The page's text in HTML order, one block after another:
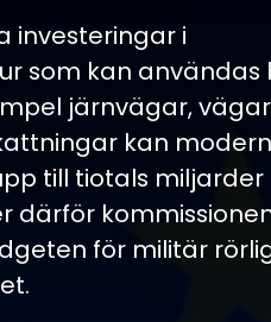
investeringar i
som kan användas
järnvägar,
kan
till tiotals miljarder
därför
för militär